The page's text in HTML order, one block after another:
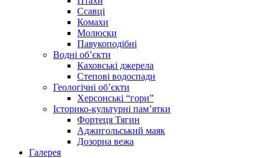
Ссавці
Комахи
Молюски
Павукоподібні
Водні об’єкти
Каховські джерела
Степові водоспади
Геологічні об’єкти
Херсонські “гори”
Історико-культурні пам’ятки
Фортеця Тягин
Аджигольський маяк
Дозорна вежа
Галерея